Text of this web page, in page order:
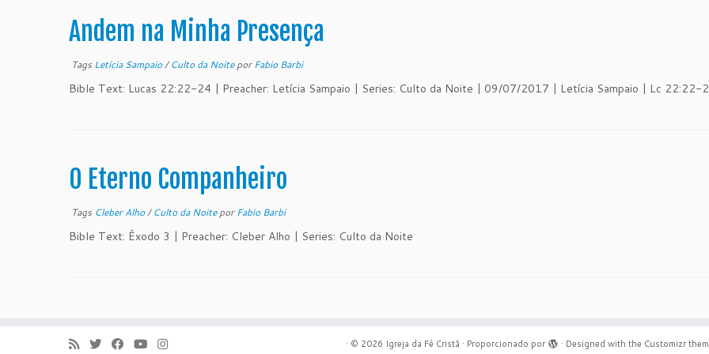
Andem na Minha Presença
Tags Letícia Sampaio/Culto da NoiteporFabio Barbi
Bible Text: Lucas 22:22-24 | Preacher: Letícia Sampaio | Series: Culto da Noite | 09/07/2017 | Letícia Sampaio | Lc 22:22-
O Eterno Companheiro
Tags Cleber Alho/Culto da NoiteporFabio Barbi
Bible Text: Êxodo 3 | Preacher: Cleber Alho | Series: Culto da Noite
· © 2026 Igreja da Fé Cristã · Proporcionado por · Designed with the Customizr